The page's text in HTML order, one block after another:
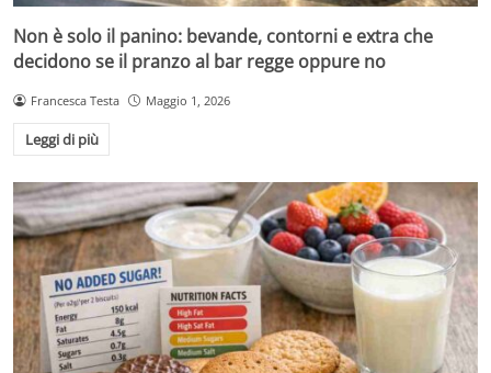
Non è solo il panino: bevande, contorni e extra che
decidono se il pranzo al bar regge oppure no
Francesca Testa Maggio 1, 2026
Leggi di più